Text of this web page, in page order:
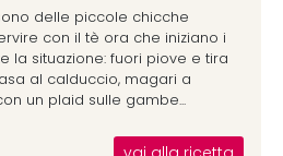
delle piccole chicche
con il tè ora che iniziano i
la situazione: fuori piove e tira
al calduccio, magari a
un plaid sulle gambe...